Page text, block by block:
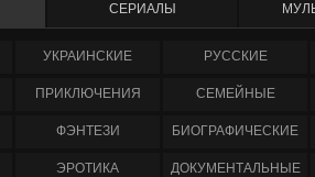
СЕРИАЛЫ
УКРАИНCКИЕ РУССКИЕ
ПРИКЛЮЧЕНИЯ СЕМЕЙНЫЕ
ФЭНТЕЗИ БИОГРАФИЧЕСКИЕ
ЭРОТИКА ДОКУМЕНТАЛЬНЫЕ